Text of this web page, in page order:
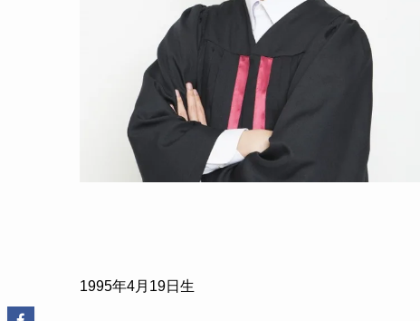
1995年4月19日生